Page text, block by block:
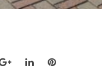
Google+LinkedInPinterest